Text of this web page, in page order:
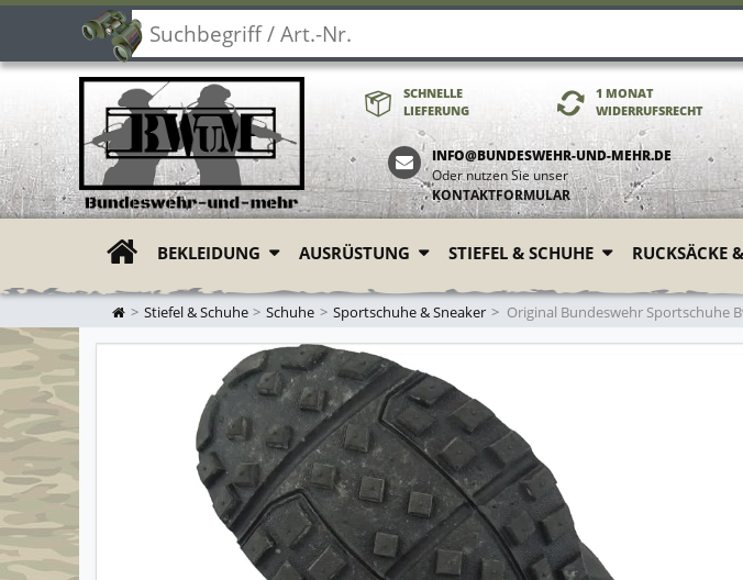
SCHNELLE
LIEFERUNG
1 MONAT
WIDERRUFSRECHT
INFO@BUNDESWEHR-UND-MEHR.DE
Oder nutzen Sie unser
KONTAKTFORMULAR
ZUR STARTSEITE
BEKLEIDUNG AUSRÜSTUNG STIEFEL & SCHUHE RUCKSÄCKE
Stiefel & Schuhe Schuhe Sportschuhe & Sneaker Original Bundeswehr Sportschuhe